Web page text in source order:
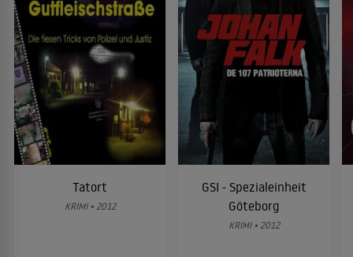
Tatort
KRIMI • 2012
GSI - Spezialeinheit
Göteborg
KRIMI • 2012